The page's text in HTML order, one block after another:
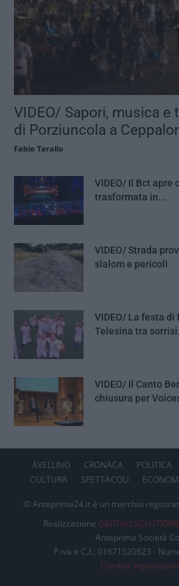
VIDEO/ Sapori, musica e
di Porziuncola a
Fabio Tarallo
VIDEO/ Il Bct apre
trasformata in...
VIDEO/ Strada
slalom e pericoli
VIDEO/ La festa
Telesina tra
VIDEO/ Il Canto
chiusura per
AVELLINO CRONACA POLITICA
CULTURA
SPETTACOLI
© Anteprima24.it è un marchio
Realizzazione
Anteprima Società
P.iva e C.f.: 01671520623 -
Cambia